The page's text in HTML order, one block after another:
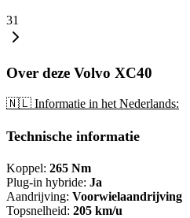
31
Over deze Volvo XC40
🇳🇱 Informatie in het Nederlands:
Technische informatie
Koppel: 265 Nm
Plug-in hybride: Ja
Aandrijving: Voorwielaandrijving
Topsnelheid: 205 km/u